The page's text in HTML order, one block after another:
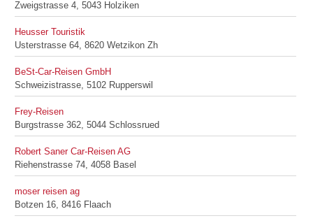
Zweigstrasse 4, 5043 Holziken
Heusser Touristik
Usterstrasse 64, 8620 Wetzikon Zh
BeSt-Car-Reisen GmbH
Schweizistrasse, 5102 Rupperswil
Frey-Reisen
Burgstrasse 362, 5044 Schlossrued
Robert Saner Car-Reisen AG
Riehenstrasse 74, 4058 Basel
moser reisen ag
Botzen 16, 8416 Flaach